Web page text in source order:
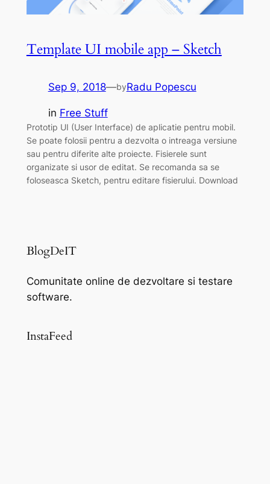
Template UI mobile app – Sketch
Sep 9, 2018—byRadu Popescu
in Free Stuff
Prototip UI (User Interface) de aplicatie pentru mobil.
Se poate folosii pentru a dezvolta o intreaga versiune
sau pentru diferite alte proiecte. Fisierele sunt
organizate si usor de editat. Se recomanda sa se
foloseasca Sketch, pentru editare fisierului. Download
BlogDeIT
Comunitate online de dezvoltare si testare
software.
InstaFeed